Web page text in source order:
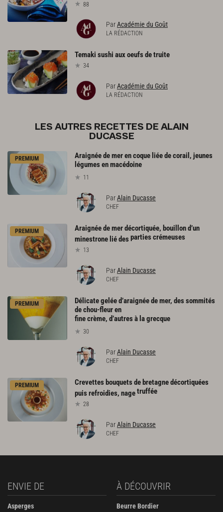
88
ParAcadémie du Goût
LA RÉDACTION
Temaki sushi auxoeufsdetruite
34
ParAcadémie du Goût
LA RÉDACTION
LES AUTRES RECETTES DE ALAIN
DUCASSE
PREMIUM
Araignée de mer en coque liée de corail, jeunes
légumes en macédoine
11
ParAlain Ducasse
CHEF
PREMIUM
Araignée de mer décortiquée, bouillon d’un
minestrone lié desparties crémeuses
13
ParAlain Ducasse
CHEF
PREMIUM
Délicate gelée d’araignée de mer, des sommités
de chou-fleur en
fine crème, d’autres à la grecque
30
ParAlain Ducasse
CHEF
PREMIUM
Crevettes bouquets de bretagne décortiquées
puis refroidies, nagetruffée
28
ParAlain Ducasse
CHEF
ENVIE DE
Asperges
À DÉCOUVRIR
Beurre Bordier